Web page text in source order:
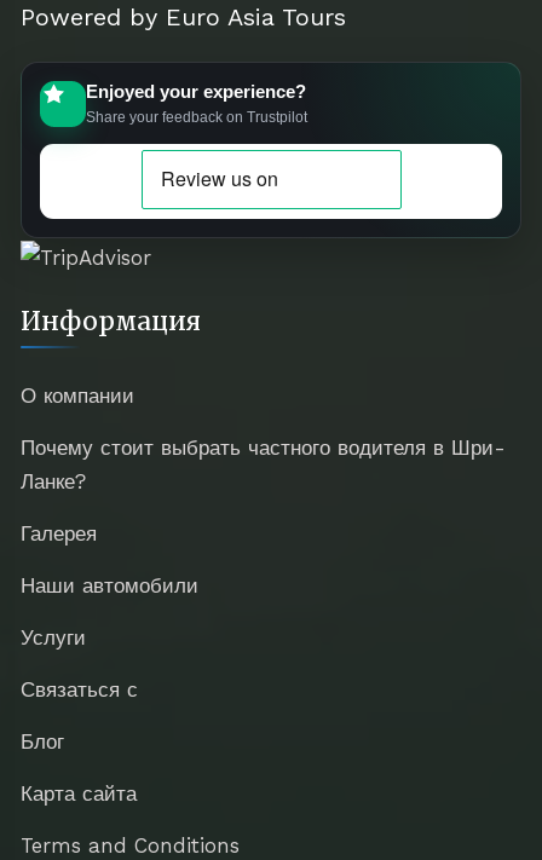
Powered by Euro Asia Tours
Enjoyed your experience?
Share your feedback on Trustpilot
Информация
О компании
Почему стоит выбрать частного водителя в Шри-
Ланке?
Галерея
Наши автомобили
Услуги
Связаться с
Блог
Карта сайта
Terms and Conditions